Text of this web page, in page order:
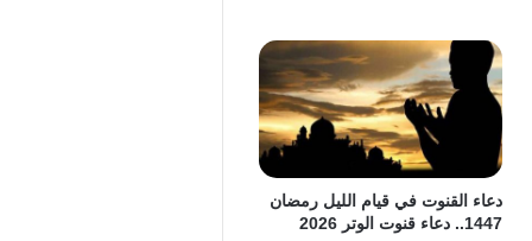
دعاء القنوت في قيام الليل رمضان
1447.. دعاء قنوت الوتر 2026